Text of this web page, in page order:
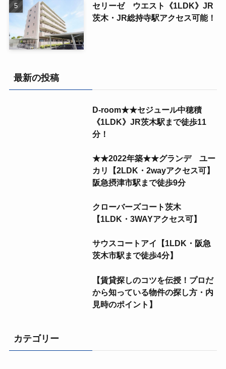
セリーゼ ウエスト《1LDK》JR
茨木・JR総持寺駅アクセス可能！
最新の投稿
D-room★★セジュール中穂積
《1LDK》JR茨木駅まで徒歩11
分！
★★2022年築★★グランデ ユー
カリ【2LDK・2wayアクセス可】
阪急摂津市駅まで徒歩9分
クローバーズコート茨木
【1LDK・3WAYアクセス可】
サウスコートアイ【1LDK・阪急
茨木市駅まで徒歩4分】
【賃貸探しのコツを伝授！プロだ
から知っている物件の探し方・内
見時のポイント】
カテゴリー